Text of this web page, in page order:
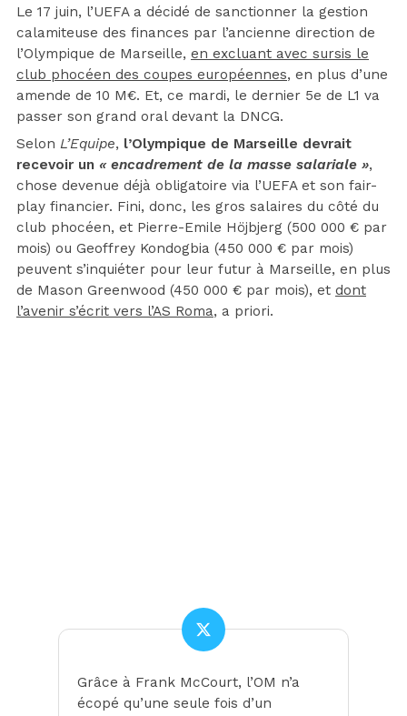
Le 17 juin, l’UEFA a décidé de sanctionner la gestion
calamiteuse des finances par l’ancienne direction de
l’Olympique de Marseille, en excluant avec sursis le
club phocéen des coupes européennes, en plus d’une
amende de 10 M€. Et, ce mardi, le dernier 5e de L1 va
passer son grand oral devant la DNCG.
Selon L’Equipe, l’Olympique de Marseille devrait
recevoir un « encadrement de la masse salariale »,
chose devenue déjà obligatoire via l’UEFA et son fair-
play financier. Fini, donc, les gros salaires du côté du
club phocéen, et Pierre-Emile Höjbjerg (500 000 € par
mois) ou Geoffrey Kondogbia (450 000 € par mois)
peuvent s’inquiéter pour leur futur à Marseille, en plus
de Mason Greenwood (450 000 € par mois), et dont
l’avenir s’écrit vers l’AS Roma, a priori.
Grâce à Frank McCourt, l’OM n’a
écopé qu’une seule fois d’un